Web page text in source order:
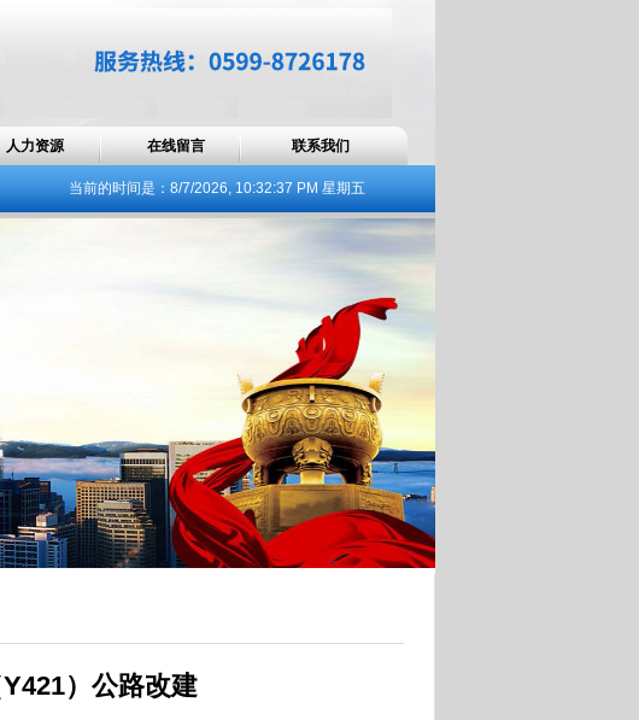
人力资源 在线留言 联系我们
当前的时间是： 8/7/2026, 10:32:37 PM 星期五
）公路改建